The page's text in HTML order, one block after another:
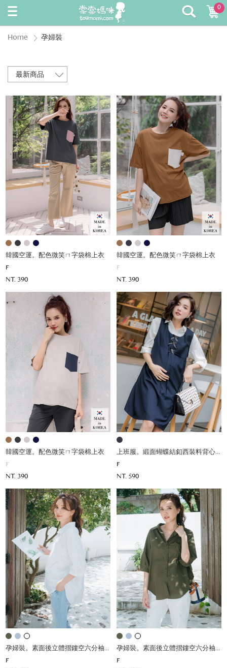
0
Home 孕婦裝
韓國空運。配色微笑ㄇ字袋棉上衣
F
NT. 390
韓國空運。配色微笑ㄇ字袋棉上衣
F
NT. 390
韓國空運。配色微笑ㄇ字袋棉上衣
F
NT. 390
上班服。緞面蝴蝶結釦西裝料背心裙
F
NT. 590
孕婦裝。素面後立體摺鏤空六分袖襯杉
F
孕婦裝。素面後立體摺鏤空六分袖襯杉
F